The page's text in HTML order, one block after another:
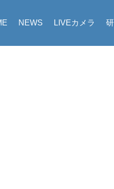
NEWS LIVEカメラ